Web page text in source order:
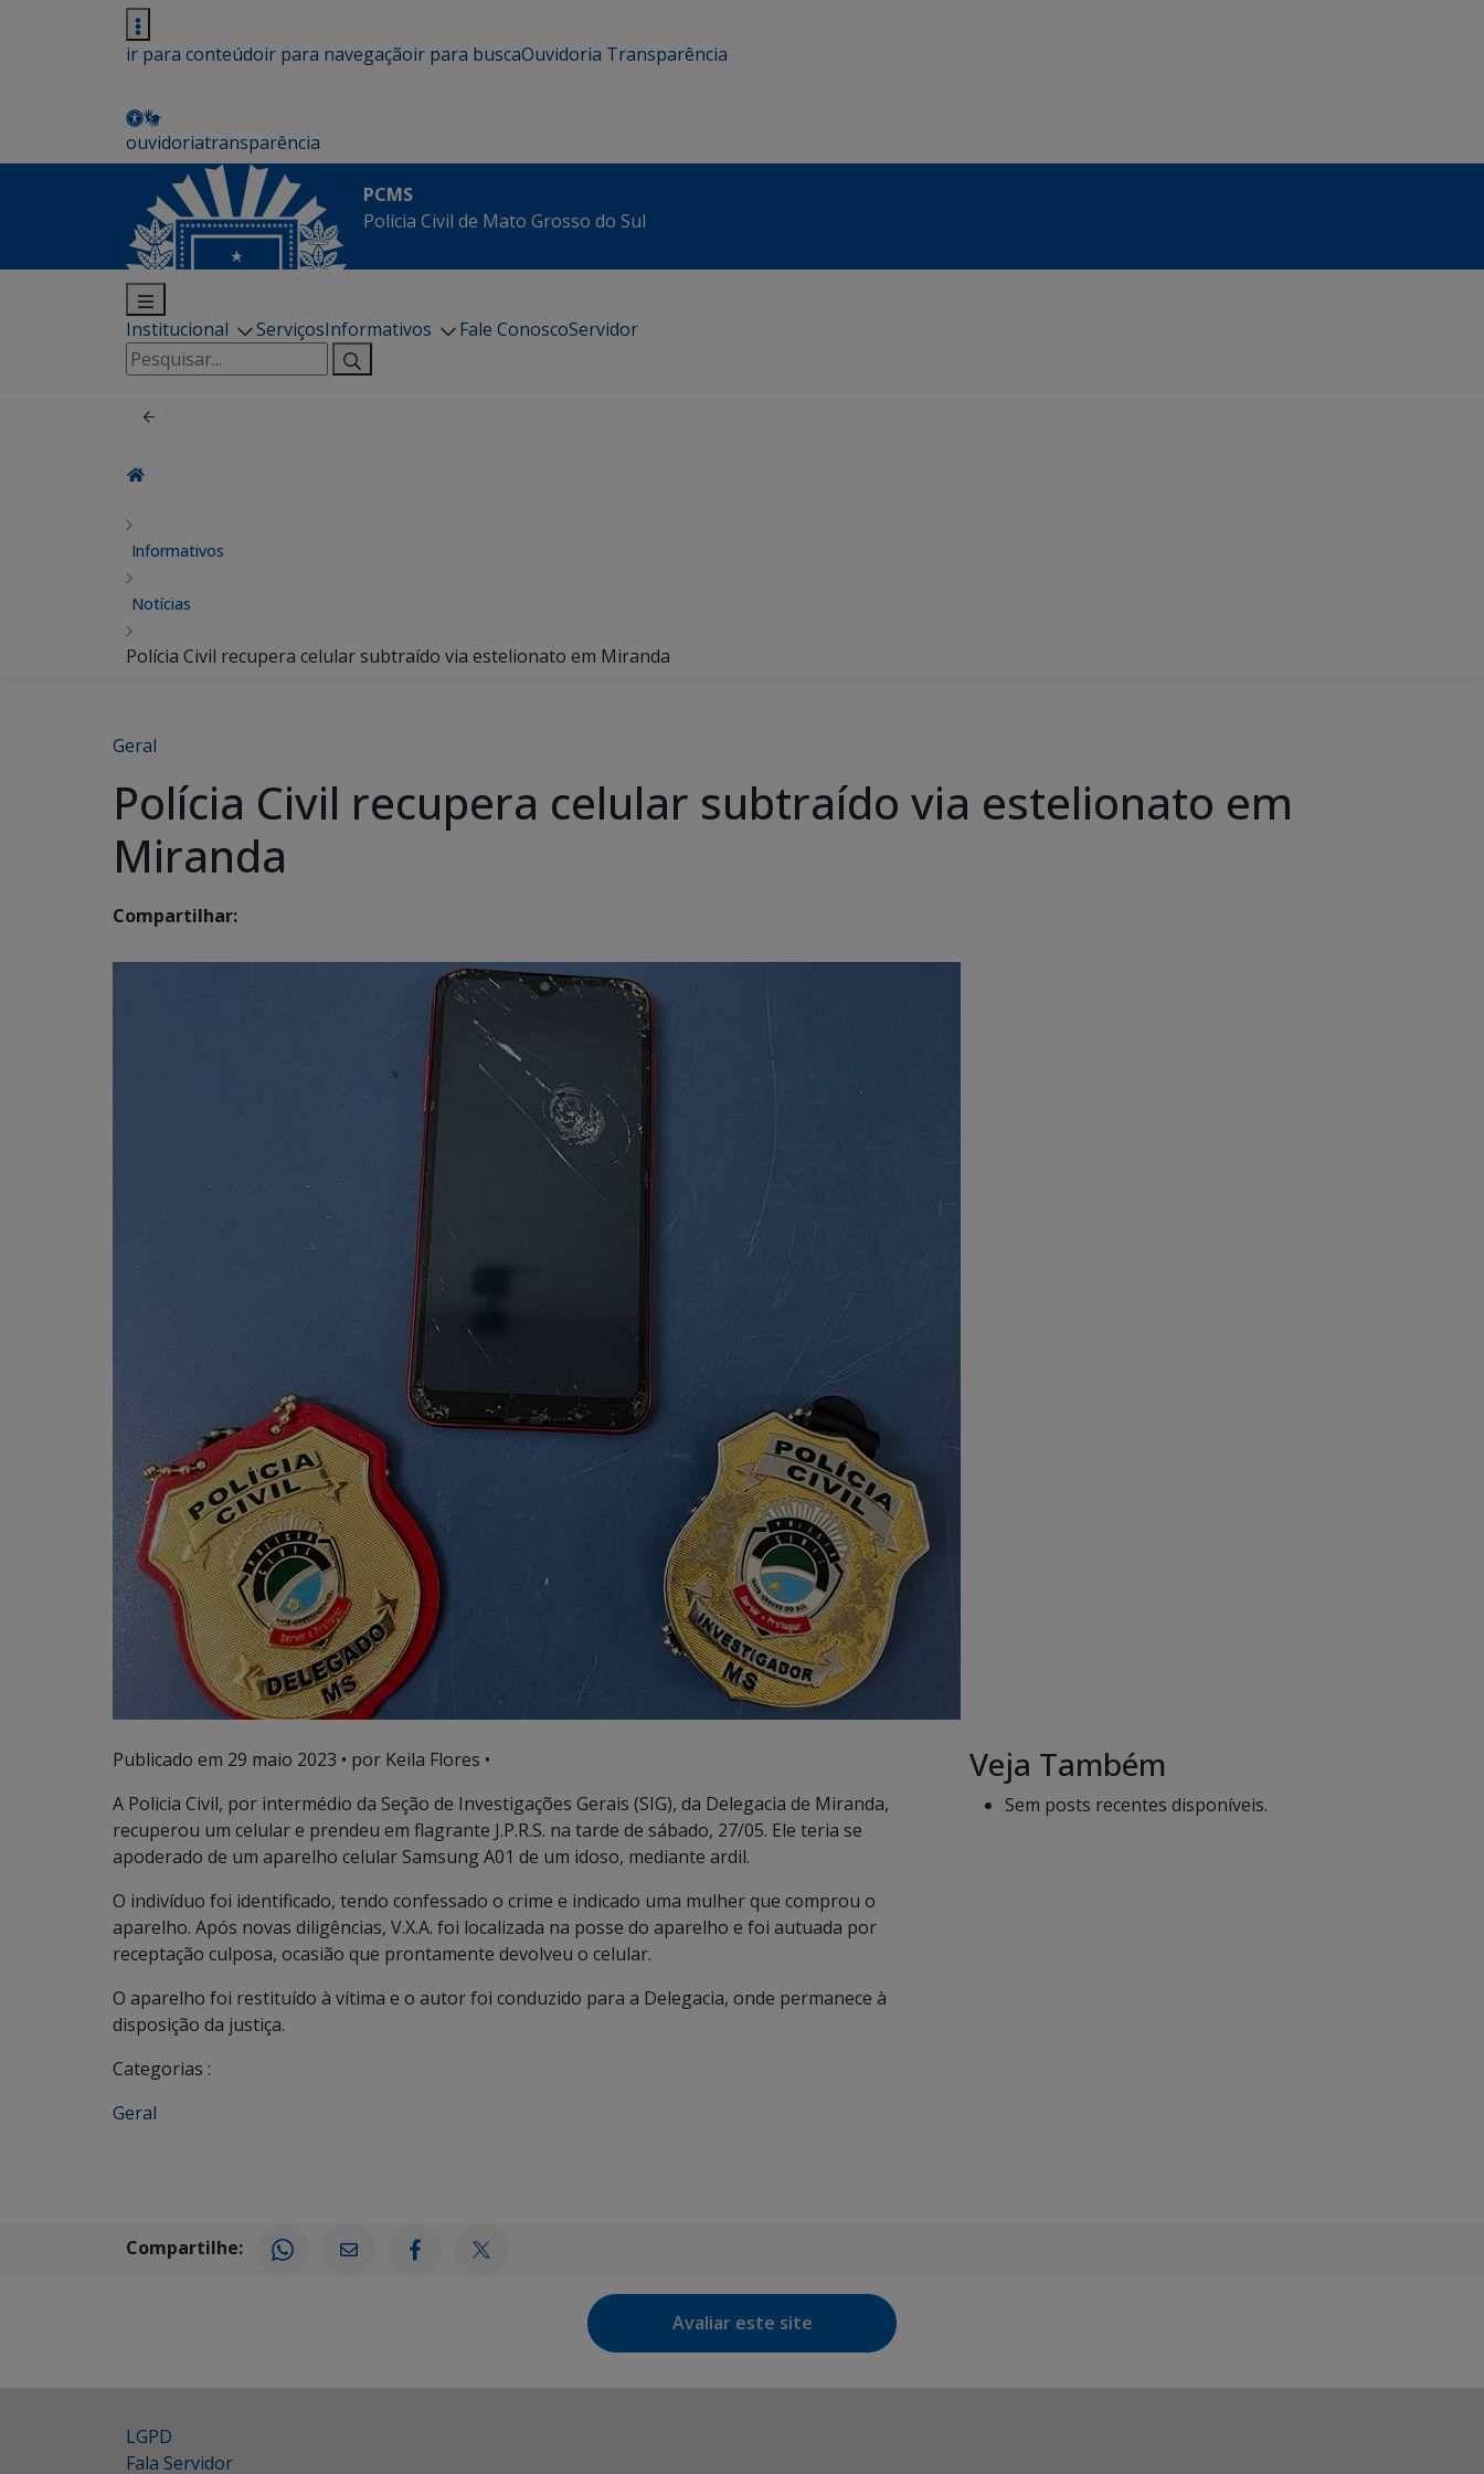
ir para conteúdoir para navegaçãoir para buscaOuvidoria Transparência
ouvidoriatransparência
PCMS
Polícia Civil de Mato Grosso do Sul
Institucional ServiçosInformativos Fale ConoscoServidor
Pesquisar
por:
Informativos
Notícias
Polícia Civil recupera celular subtraído via estelionato em Miranda
Geral
Polícia Civil recupera celular subtraído via estelionato em
Miranda
Compartilhar:
Publicado em 29 maio 2023 • por Keila Flores •
A Policia Civil, por intermédio da Seção de Investigações Gerais (SIG), da Delegacia de Miranda,
recuperou um celular e prendeu em flagrante J.P.R.S. na tarde de sábado, 27/05. Ele teria se
apoderado de um aparelho celular Samsung A01 de um idoso, mediante ardil.
O indivíduo foi identificado, tendo confessado o crime e indicado uma mulher que comprou o
aparelho. Após novas diligências, V.X.A. foi localizada na posse do aparelho e foi autuada por
receptação culposa, ocasião que prontamente devolveu o celular.
O aparelho foi restituído à vítima e o autor foi conduzido para a Delegacia, onde permanece à
disposição da justiça.
Categorias :
Geral
Veja Também
Sem posts recentes disponíveis.
Compartilhe:
Avaliar este site
LGPD
Fala Servidor